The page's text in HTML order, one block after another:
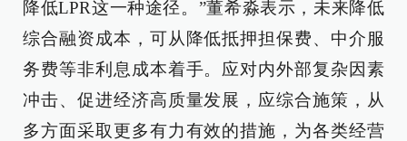
降低LPR这一种途径。”董希淼表示，未来降低
综合融资成本，可从降低抵押担保费、中介服
务费等非利息成本着手。应对内外部复杂因素
冲击、促进经济高质量发展，应综合施策，从
多方面采取更多有力有效的措施，为各类经营